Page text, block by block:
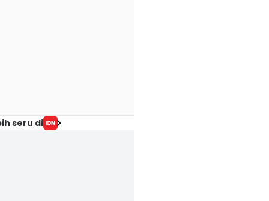
seru di